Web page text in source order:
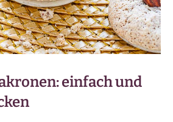
einfach und